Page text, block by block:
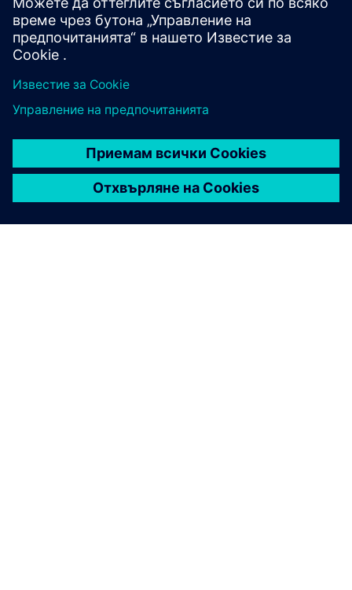
С възможност за 4G
СГП.02